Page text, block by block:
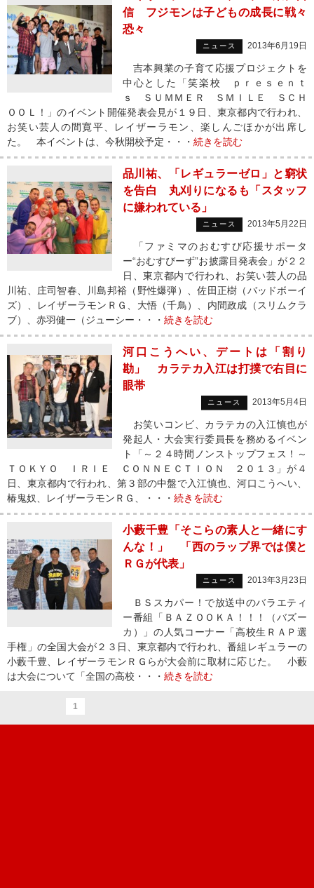
信 フジモンは子どもの成長に戦々
恐々
ニュース 2013年6月19日
吉本興業の子育て応援プロジェクトを
中心とした「笑楽校 ｐｒｅｓｅｎｔ
ｓ ＳＵＭＭＥＲ ＳＭＩＬＥ ＳＣＨ
ＯＯＬ！」のイベント開催発表会見が１９日、東京都内で行われ、
お笑い芸人の間寛平、レイザーラモン、楽しんごほかが出席し
た。 本イベントは、今秋開校予定・・・ 続きを読む
品川祐、「レギュラーゼロ」と窮状
を告白 丸刈りになるも「スタッフ
に嫌われている」
ニュース 2013年5月22日
「ファミマのおむすび応援サポータ
ー“おむすびーず”お披露目発表会」が２２
日、東京都内で行われ、お笑い芸人の品
川祐、庄司智春、川島邦裕（野性爆弾）、佐田正樹（バッドボーイ
ズ）、レイザーラモンＲＧ、大悟（千鳥）、内間政成（スリムクラ
ブ）、赤羽健一（ジューシー・・・ 続きを読む
河口こうへい、デートは「割り
勘」 カラテカ入江は打撲で右目に
眼帯
ニュース 2013年5月4日
お笑いコンビ、カラテカの入江慎也が
発起人・大会実行委員長を務めるイベン
ト「～２４時間ノンストップフェス！～
ＴＯＫＹＯ ＩＲＩＥ ＣＯＮＮＥＣＴＩＯＮ ２０１３」が４
日、東京都内で行われ、第３部の中盤で入江慎也、河口こうへい、
椿鬼奴、レイザーラモンＲＧ、・・・ 続きを読む
小藪千豊「そこらの素人と一緒にす
んな！」 「西のラップ界では僕と
ＲＧが代表」
ニュース 2013年3月23日
ＢＳスカパー！で放送中のバラエティ
ー番組「ＢＡＺＯＯＫＡ！！！（バズー
カ）」の人気コーナー「高校生ＲＡＰ選
手権」の全国大会が２３日、東京都内で行われ、番組レギュラーの
小藪千豊、レイザーラモンＲＧらが大会前に取材に応じた。 小藪
は大会について「全国の高校・・・ 続きを読む
1